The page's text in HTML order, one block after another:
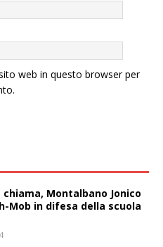
web in questo browser per
chiama, Montalbano Jonico
Mob in difesa della scuola